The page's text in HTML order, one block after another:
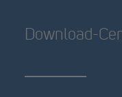
Download-